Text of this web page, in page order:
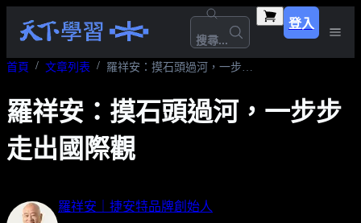
搜尋...
登入
首頁 文章列表 羅祥安：摸石頭過河，一步步走出國際觀
羅祥安：摸石頭過河，一步步
走出國際觀
羅祥安｜捷安特品牌創始人